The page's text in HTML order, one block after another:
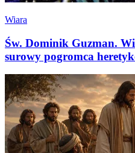
Wiara
Św. Dominik Guzman.
surowy pogromca